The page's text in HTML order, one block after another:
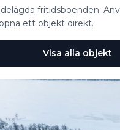
fritidsboenden.
ett objekt direkt.
Visa alla objekt